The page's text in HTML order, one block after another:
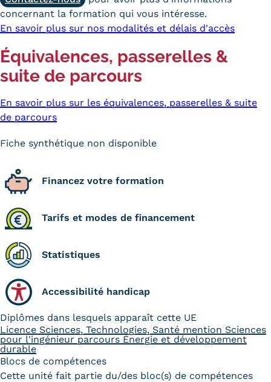
Validation des études
supérieures (VES)
Validation des acquis
professionnels et personnels
(VAPP)
Infos pratiques
Discrimination/égalité/mixité
Handi'Cnam
FAQ
Téléchargements
Qualiopi
Le Cnam ICSV
concernant la formation qui vous intéresse.
En savoir plus sur nos modalités et délais d'accès
Équivalences, passerelles &
suite de parcours
En savoir plus sur les équivalences, passerelles & suite
de parcours
Fiche synthétique non disponible
Financez votre formation
Tarifs et modes de financement
Statistiques
Accessibilité handicap
Diplômes dans lesquels apparaît cette UE
Licence Sciences, Technologies, Santé mention Sciences
pour l'ingénieur parcours Énergie et développement
durable
Blocs de compétences
Cette unité fait partie du/des bloc(s) de compétences